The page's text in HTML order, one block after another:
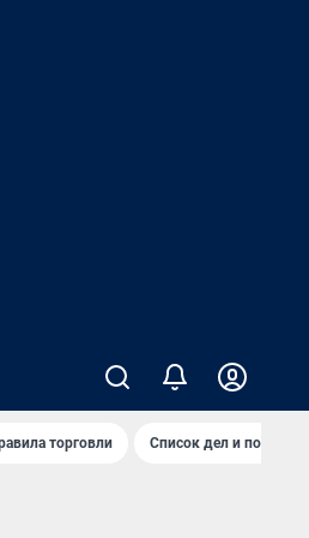
торговли Список дел и покупок